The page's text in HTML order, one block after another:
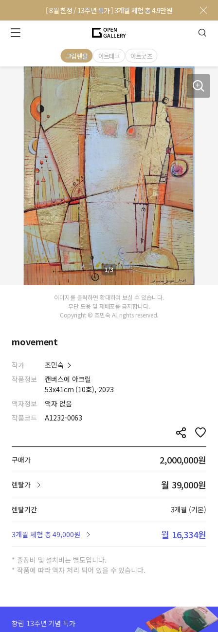
[ 8월 한정 / 13주년 특가 ] 3개월 체험 총 4.9만원
그림렌탈 아트테크 아트굿즈
1/3
이미지를 클릭하면 확대하여 보실 수 있습니다.
무단 도용 및 재배포를 금지합니다.
Copyright © 조민숙 All rights reserved.
movement
작가
조민숙
작품정보
캔버스에 아크릴
53x41cm (10호), 2023
액자정보
액자 없음
작품코드
A1232-0063
구매가 2,000,000원
렌탈가 월 39,000원
렌탈기간 3개월 (기본)
3개월 체험 총 49,000원 월 16,334원
* 출장비 및 설치비는 별도입니다.
* 작품에 따라 액자 처리 되어 있을 수 있습니다.
창립 13주년 기념 특가